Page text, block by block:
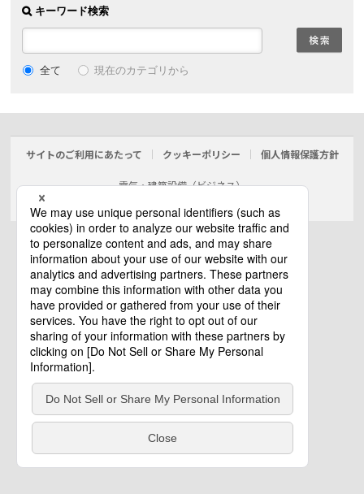
キーワード検索
全て 現在のカテゴリから
サイトのご利用にあたって クッキーポリシー 個人情報保護方針
電気・建築設備（ビジネス）